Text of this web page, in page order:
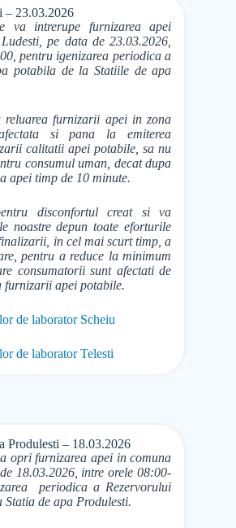
– 23.03.2026
va intrerupe furnizarea apei
pe data de 23.03.2026,
pentru igenizarea periodica a
potabila de la Statiile de apa
si Telesti.
reluarea furnizarii apei in zona
si pana la emiterea
calitatii apei potabile, sa nu
consumul uman, decat dupa
apei timp de 10 minute.
disconfortul creat si va
noastre depun toate eforturile
in cel mai scurt timp, a
pentru a reduce la minimum
consumatorii sunt afectati de
furnizarii apei potabile.
de laborator Scheiu
de laborator Telesti
Produlesti – 18.03.2026
opri furnizarea apei in comuna
18.03.2026, intre orele 08:00-
periodica a Rezervorului
de apa Produlesti.